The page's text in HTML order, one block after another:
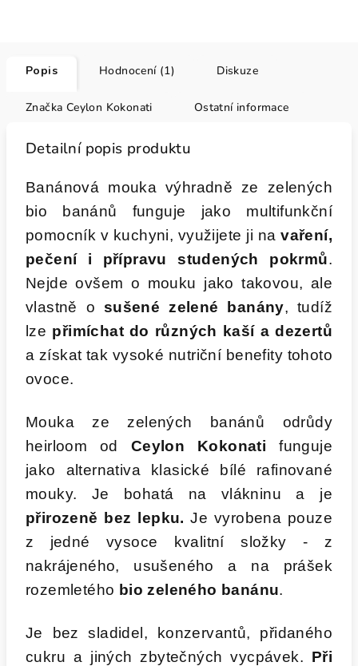
Popis Hodnocení (1) Diskuze
Značka Ceylon Kokonati Ostatní informace
Detailní popis produktu
Banánová mouka výhradně ze zelených
bio banánů funguje jako multifunkční
pomocník v kuchyni, využijete ji navaření,
pečení i přípravu studených pokrmů.
Nejde ovšem o mouku jako takovou, ale
vlastně o sušené zelené banány, tudíž
lze přimíchat do různých kaší a dezertů
a získat tak vysoké nutriční benefity tohoto
ovoce.
Mouka ze zelených banánů odrůdy
heirloom od Ceylon Kokonatifunguje
jako alternativa klasické bílé rafinované
mouky. Je bohatá na vlákninu a je
přirozeně bez lepku. Je vyrobena pouze
z jedné vysoce kvalitní složky - z
nakrájeného, u​​sušeného a na prášek
rozemletého bio zeleného banánu.
Je bez sladidel, konzervantů, přidaného
cukru a jiných zbytečných vycpávek. Při